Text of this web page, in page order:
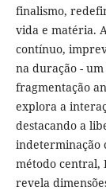
finalismo,
vida e matéria.
contínuo,
na duração -
fragmentação
explora a
destacando a
indeterminação
método central,
revela